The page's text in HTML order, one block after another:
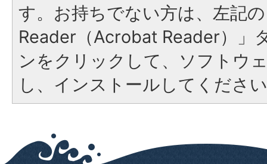
す。お持ちでない方は、左記
Reader（Acrobat Reader）」
ンをクリックして、ソフトウ
し、インストールしてくださ